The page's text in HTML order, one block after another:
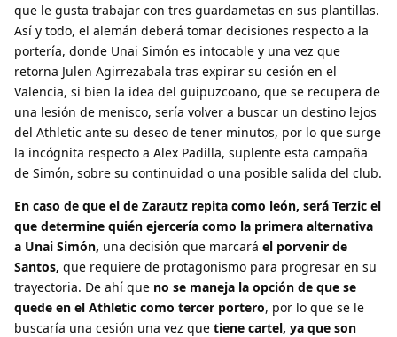
que le gusta trabajar con tres guardametas en sus plantillas.
Así y todo, el alemán deberá tomar decisiones respecto a la
portería, donde Unai Simón es intocable y una vez que
retorna Julen Agirrezabala tras expirar su cesión en el
Valencia, si bien la idea del guipuzcoano, que se recupera de
una lesión de menisco, sería volver a buscar un destino lejos
del Athletic ante su deseo de tener minutos, por lo que surge
la incógnita respecto a Alex Padilla, suplente esta campaña
de Simón, sobre su continuidad o una posible salida del club.
En caso de que el de Zarautz repita como león, será Terzic el
que determine quién ejercería como la primera alternativa
a Unai Simón, una decisión que marcará el porvenir de
Santos, que requiere de protagonismo para progresar en su
trayectoria. De ahí que no se maneja la opción de que se
quede en el Athletic como tercer portero, por lo que se le
buscaría una cesión una vez que tiene cartel, ya que son